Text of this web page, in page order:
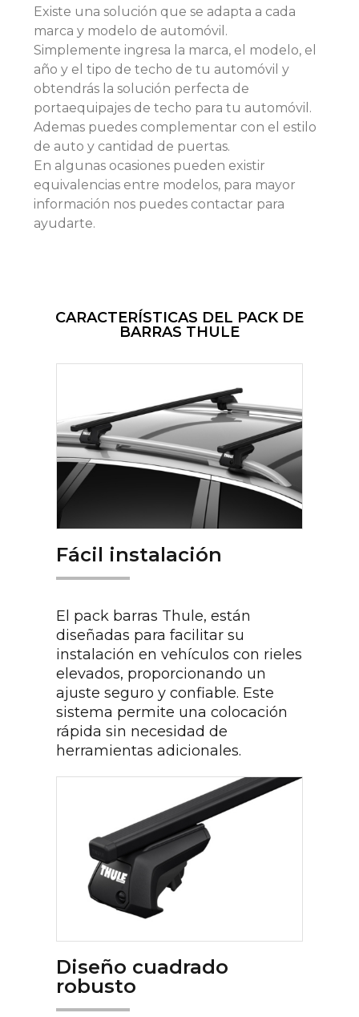
Existe una solución que se adapta a cada
marca y modelo de automóvil.
Simplemente ingresa la marca, el modelo, el
año y el tipo de techo de tu automóvil y
obtendrás la solución perfecta de
portaequipajes de techo para tu automóvil.
Ademas puedes complementar con el estilo
de auto y cantidad de puertas.
En algunas ocasiones pueden existir
equivalencias entre modelos, para mayor
información nos puedes contactar para
ayudarte.
CARACTERÍSTICAS DEL PACK DE
BARRAS THULE
Fácil instalación
El pack barras Thule, están
diseñadas para facilitar su
instalación en vehículos con rieles
elevados, proporcionando un
ajuste seguro y confiable. Este
sistema permite una colocación
rápida sin necesidad de
herramientas adicionales.
Diseño cuadrado
robusto